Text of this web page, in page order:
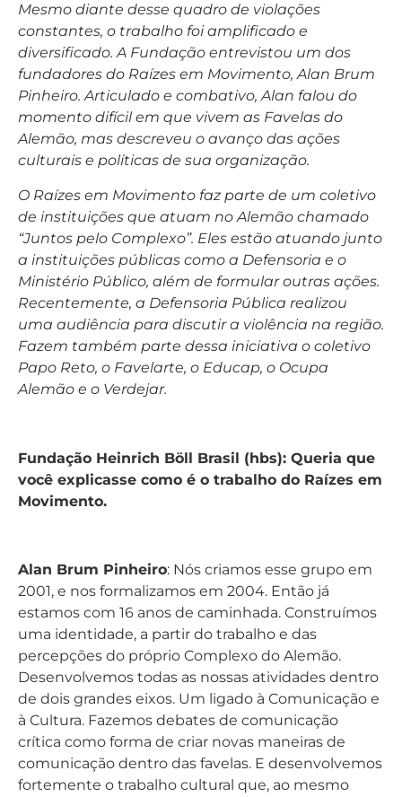
Mesmo diante desse quadro de violações
constantes, o trabalho foi amplificado e
diversificado. A Fundação entrevistou um dos
fundadores do Raízes em Movimento, Alan Brum
Pinheiro. Articulado e combativo, Alan falou do
momento difícil em que vivem as Favelas do
Alemão, mas descreveu o avanço das ações
culturais e políticas de sua organização.
O Raízes em Movimento faz parte de um coletivo
de instituições que atuam no Alemão chamado
“Juntos pelo Complexo”. Eles estão atuando junto
a instituições públicas como a Defensoria e o
Ministério Público, além de formular outras ações.
Recentemente, a Defensoria Pública realizou
uma audiência para discutir a violência na região.
Fazem também parte dessa iniciativa o coletivo
Papo Reto, o Favelarte, o Educap, o Ocupa
Alemão e o Verdejar.
Fundação Heinrich Böll Brasil (hbs): Queria que
você explicasse como é o trabalho do Raízes em
Movimento.
Alan Brum Pinheiro: Nós criamos esse grupo em
2001, e nos formalizamos em 2004. Então já
estamos com 16 anos de caminhada. Construímos
uma identidade, a partir do trabalho e das
percepções do próprio Complexo do Alemão.
Desenvolvemos todas as nossas atividades dentro
de dois grandes eixos. Um ligado à Comunicação e
à Cultura. Fazemos debates de comunicação
crítica como forma de criar novas maneiras de
comunicação dentro das favelas. E desenvolvemos
fortemente o trabalho cultural que, ao mesmo